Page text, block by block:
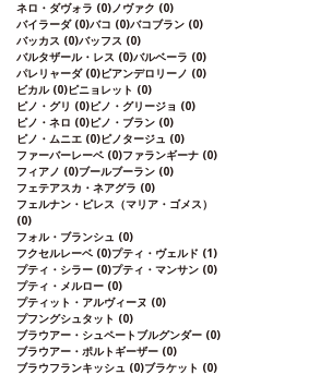
ネロ・ダヴォラ (0)ノヴァク (0)
バイラーダ (0)バコ (0)バコブラン (0)
バッカス (0)バッフス (0)
バルタザール・レス (0)バルベーラ (0)
パレリャーダ (0)ピアンデロリーノ (0)
ビカル (0)ピニョレット (0)
ピノ・グリ (0)ピノ・グリージョ (0)
ピノ・ネロ (0)ピノ・ブラン (0)
ピノ・ムニエ (0)ピノタージュ (0)
ファーバーレーベ (0)ファランギーナ (0)
フィアノ (0)ブールブーラン (0)
フェテアスカ・ネアグラ (0)
フェルナン・ピレス（マリア・ゴメス）
(0)
フォル・ブランシュ (0)
フクセルレーベ (0)プティ・ヴェルド (1)
プティ・シラー (0)プティ・マンサン (0)
プティ・メルロー (0)
プティット・アルヴィーヌ (0)
プフングシュタット (0)
ブラウアー・シュペートブルグンダー (0)
ブラウアー・ポルトギーザー (0)
ブラウフランキッシュ (0)ブラケット (0)